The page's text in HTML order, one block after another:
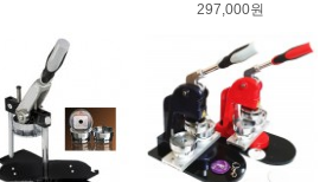
297,000원